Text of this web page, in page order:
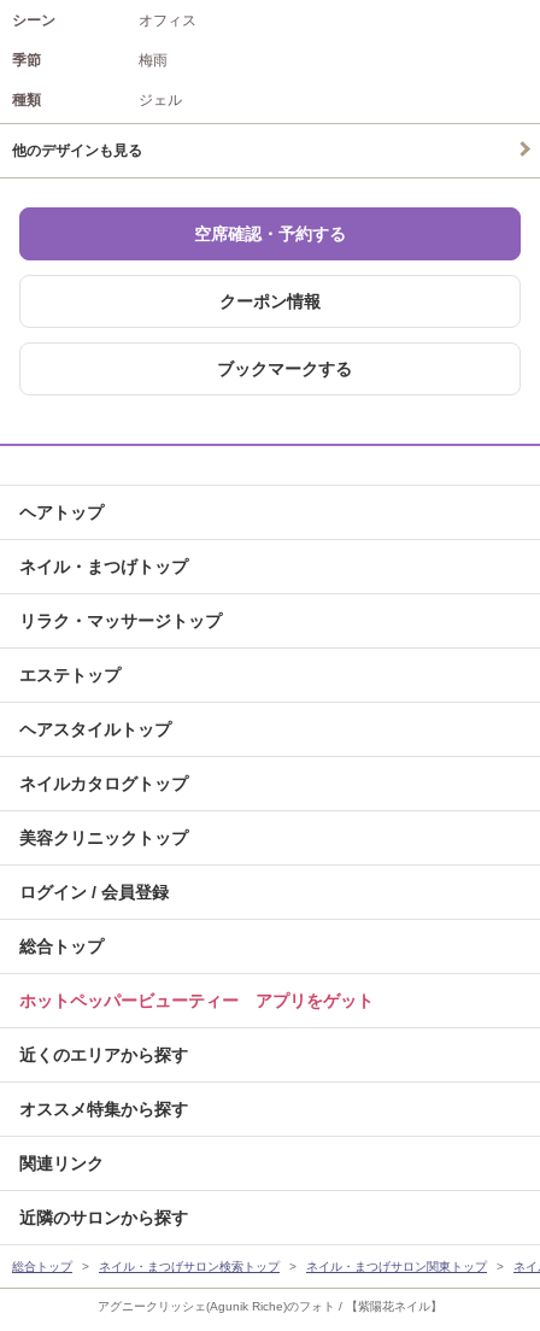
アグニークリッシェ(Agunik Riche)のフォト / 【紫陽花ネイル】
シーン オフィス
季節 梅雨
種類 ジェル
他のデザインも見る
空席確認・予約する
クーポン情報
ブックマークする
ヘアトップ
ネイル・まつげトップ
リラク・マッサージトップ
エステトップ
ヘアスタイルトップ
ネイルカタログトップ
美容クリニックトップ
ログイン / 会員登録
総合トップ
ホットペッパービューティー アプリをゲット
近くのエリアから探す
オススメ特集から探す
関連リンク
近隣のサロンから探す
総合トップ ネイル・まつげサロン検索トップ ネイル・まつげサロン関東トップ ネ